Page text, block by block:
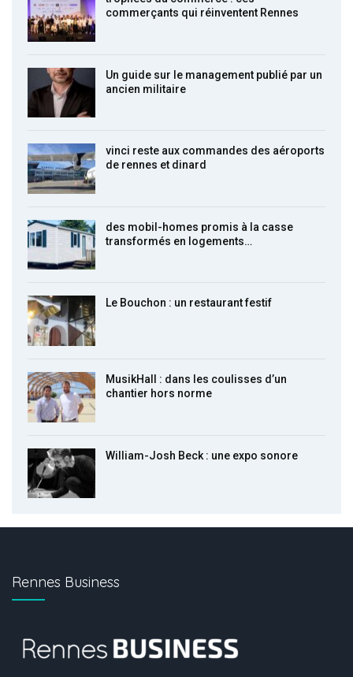
commerçants qui réinventent Rennes
Un guide sur le management publié par un
ancien militaire
vinci reste aux commandes des aéroports
de rennes et dinard
des mobil-homes promis à la casse
transformés en logements…
Le Bouchon : un restaurant festif
MusikHall : dans les coulisses d’un
chantier hors norme
William-Josh Beck : une expo sonore
Rennes Business